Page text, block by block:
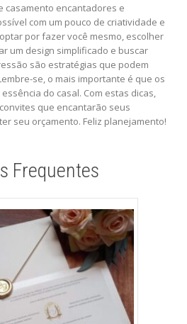
casamento encantadores e
com um pouco de criatividade e
por fazer você mesmo, escolher
um design simplificado e buscar
são estratégias que podem
se, o mais importante é que os
do casal. Com estas dicas,
que encantarão seus
seu orçamento. Feliz planejamento!
Frequentes